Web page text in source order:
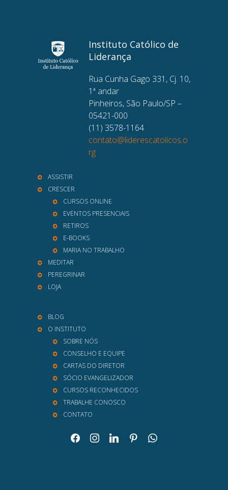
Instituto Católico de
Liderança
Rua Cunha Gago 331, Cj. 10,
1ª andar
Pinheiros, São Paulo/SP –
05421-000
(11) 3578-1164
contato@liderescatolicos.o
rg
ASSISTIR
CRESCER
CURSOS ONLINE
EVENTOS PRESENCIAIS
RETIROS
E-BOOKS
MARIA NO TRABALHO
MEDITAR
PEREGRINAR
LOJA
BLOG
O INSTITUTO
SOBRE NÓS
CONSELHO E EQUIPE
CARTAS DO DIRETOR
SÓCIO EVANGELIZADOR
CURSOS RECONHECIDOS
TRABALHE CONOSCO
CONTATO
facebookinstagramlinkedinpinterestwhatsapp